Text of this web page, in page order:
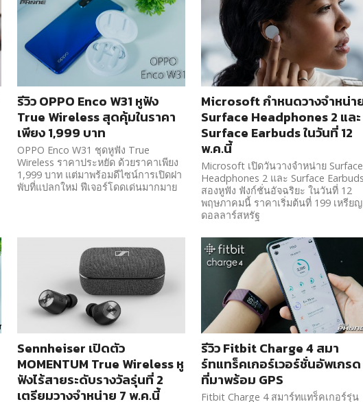
รีวิว OPPO Enco W31 หูฟัง
True Wireless สุดคุ้มในราคา
เพียง 1,999 บาท
OPPO Enco W31 ชุดหูฟัง True
Wireless ราคาประหยัด ด้วยราคาเพียง
1,999 บาท แต่มาพร้อมดีไซน์การเปิดฝา
พับที่แปลกใหม่ ฟีเจอร์โดดเด่นมากมาย
Microsoft กำหนดวางจำหน่า
Surface Headphones 2 และ
Surface Earbuds ในวันที่ 12
พ.ค.นี้
Microsoft เปิดวันวางจำหน่าย Surface
Headphones 2 และ Surface Earbuds
สองหูฟัง ฟังก์ชั่นอัจฉริยะ ในวันที่ 12
พฤษภาคมนี้ ราคาเริ่มต้นที่ 199 เหรียญ
ดอลลาร์สหรัฐ
Sennheiser เปิดตัว
MOMENTUM True Wireless หู
ฟังไร้สายระดับรางวัลรุ่นที่ 2
เตรียมวางจำหน่าย 7 พ.ค.นี้
รีวิว Fitbit Charge 4 สมา
ร์ทแทร็คเกอร์เวอร์ชั่นอัพเกรด
ที่มาพร้อม GPS
Fitbit Charge 4 สมาร์ทแทร็คเกอร์รุ่น